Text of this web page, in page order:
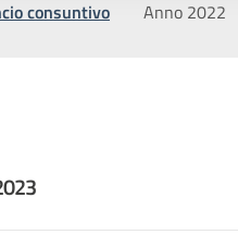
consuntivo Anno 2022